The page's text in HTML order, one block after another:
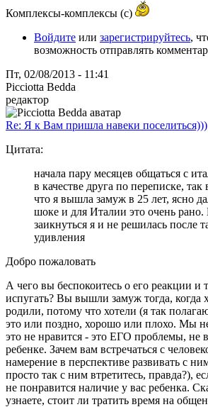
Комплексы-комплексы (с)
Войдите или зарегистрируйтесь,
возможность отправлять
Пт, 02/08/2013 - 11:41
Picciotta Bedda
редактор
Re: Я к Вам пришла навеки поселиться)))
Цитата:
начала пару месяцев общаться с
в качестве друга по переписке, так
что я вышла замуж в 25 лет, ясно
шоке и для Италии это очень рано.
заикнуться я и не решилась после
удивления
Добро пожаловать
А чего вы беспокоитесь о его реакции и
испугать? Вы вышли замуж тогда, когда
родили, потому что хотели (я так
это или поздно, хорошо или плохо. Мы
это не нравится - это ЕГО проблемы, не
ребенке. Зачем вам встречаться с
намерение в перспективе развивать с
просто так с ним втретитесь, правда?),
не понравится наличие у вас ребенка.
узнаете, стоит ли тратить время на